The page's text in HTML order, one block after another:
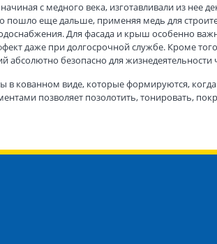
с медного века, изготавливали из нее
еще дальше, применяя медь для
Для фасада и крыш особенно
даже при долгосрочной службе. Кроме
безопасно для жизнедеятельности
в кованном виде, которые формируются,
позволяет позолотить, тонировать,